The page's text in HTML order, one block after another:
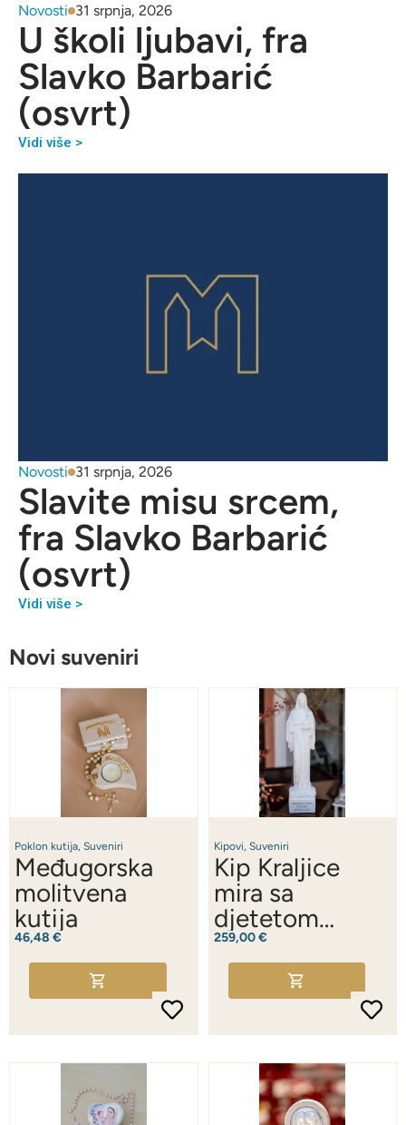
Novosti 31 srpnja, 2026
U školi ljubavi, fra
Slavko Barbarić
(osvrt)
Vidi više >
Novosti 31 srpnja, 2026
Slavite misu srcem,
fra Slavko Barbarić
(osvrt)
Vidi više >
Novi suveniri
Poklon kutija, Suveniri
Međugorska
molitvena
kutija
46,48 €
Kipovi, Suveniri
Kip Kraljice
mira sa
djetetom
Isusom u
naručju (Veliki)
259,00€